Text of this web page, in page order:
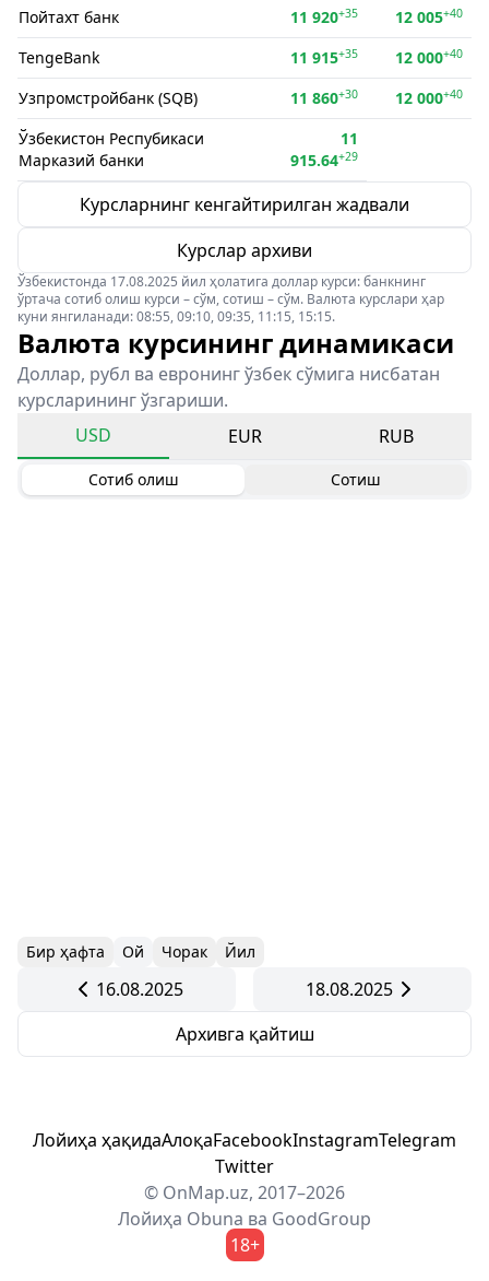
Пойтахт банк 11 920+35 12 005+40
TengeBank 11 915+35 12 000+40
Узпромстройбанк (SQB) 11 860+30 12 000+40
Ўзбекистон Респубикаси
Марказий банки
11
915.64+29
Курсларнинг кенгайтирилган жадвали
Курслар архиви
Ўзбекистонда 17.08.2025 йил ҳолатига доллар курси: банкнинг
ўртача сотиб олиш курси – сўм, сотиш – сўм. Валюта курслари ҳар
куни янгиланади: 08:55, 09:10, 09:35, 11:15, 15:15.
Валюта курсининг динамикаси
Доллар, рубл ва евронинг ўзбек сўмига нисбатан
курсларининг ўзгариши.
USD
EUR RUB
Сотиб олиш Сотиш
Бир ҳафта Ой Чорак Йил
16.08.2025
18.08.2025
Архивга қайтиш
Лойиҳа ҳақидаАлоқаFacebookInstagramTelegram
Twitter
© OnMap.uz, 2017–2026
Лойиҳа Obuna ва GoodGroup
18+